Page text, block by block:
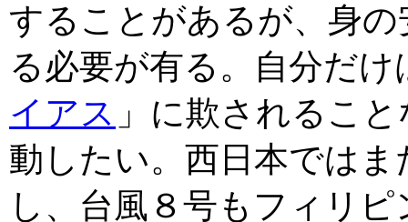
することがあるが、身
る必要が有る。自分だ
イアス 」に欺されるこ
動したい。西日本では
し、台風８号もフィリ